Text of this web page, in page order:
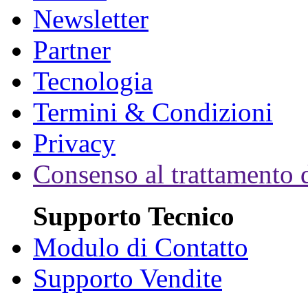
Newsletter
Partner
Tecnologia
Termini & Condizioni
Privacy
Consenso al trattamento
Supporto Tecnico
Modulo di Contatto
Supporto Vendite